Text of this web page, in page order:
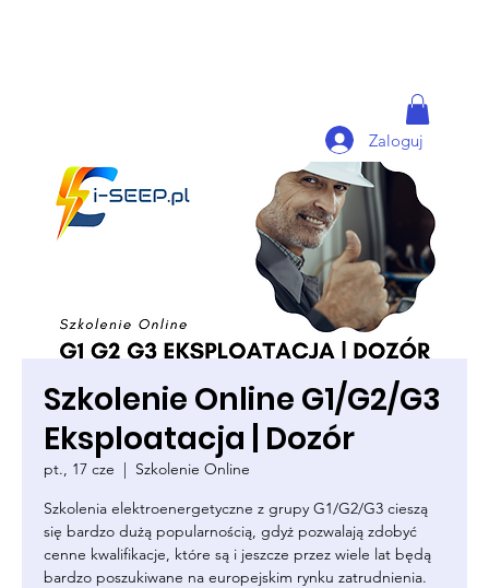
Zaloguj
Szkolenie Online G1/G2/G3
Eksploatacja | Dozór
pt., 17 cze
  |
Szkolenie Online
Szkolenia elektroenergetyczne z grupy G1/G2/G3 cieszą
się bardzo dużą popularnością, gdyż pozwalają zdobyć
cenne kwalifikacje, które są i jeszcze przez wiele lat będą
bardzo poszukiwane na europejskim rynku zatrudnienia.